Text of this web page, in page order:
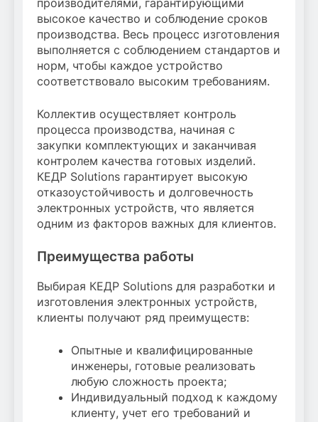
производителями, гарантирующими
высокое качество и соблюдение сроков
производства. Весь процесс изготовления
выполняется с соблюдением стандартов и
норм, чтобы каждое устройство
соответствовало высоким требованиям.
Коллектив осуществляет контроль
процесса производства, начиная с
закупки комплектующих и заканчивая
контролем качества готовых изделий.
КЕДР Solutions гарантирует высокую
отказоустойчивость и долговечность
электронных устройств, что является
одним из факторов важных для клиентов.
Преимущества работы
Выбирая КЕДР Solutions для разработки и
изготовления электронных устройств,
клиенты получают ряд преимуществ:
Опытные и квалифицированные
инженеры, готовые реализовать
любую сложность проекта;
Индивидуальный подход к каждому
клиенту, учет его требований и